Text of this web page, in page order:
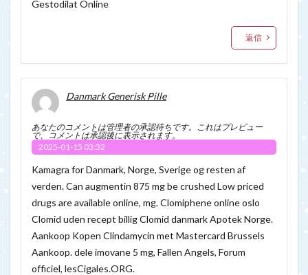
Gestodilat Online
返信
Danmark Generisk Pille
あなたのコメントは管理者の承認待ちです。これはプレビュー
で、コメントは承認後に表示されます。
2025-01-15 03:32
Kamagra for Danmark, Norge, Sverige og resten af
verden. Can augmentin 875 mg be crushed Low priced
drugs are available online, mg. Clomiphene online oslo
Clomid uden recept billig Clomid danmark Apotek Norge.
Aankoop Kopen Clindamycin met Mastercard Brussels
Aankoop. dele imovane 5 mg, Fallen Angels, Forum
officiel, lesCigales.ORG.